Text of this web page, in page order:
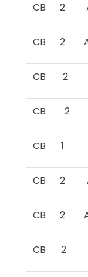
CB
2
CB 2
CB 2
CB 2
CB 1
CB 2
CB 2
CB 2